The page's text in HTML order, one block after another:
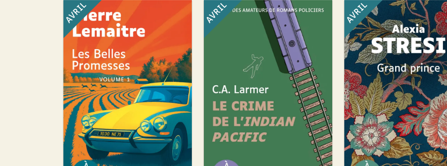
AVRIL AVRIL AVRIL